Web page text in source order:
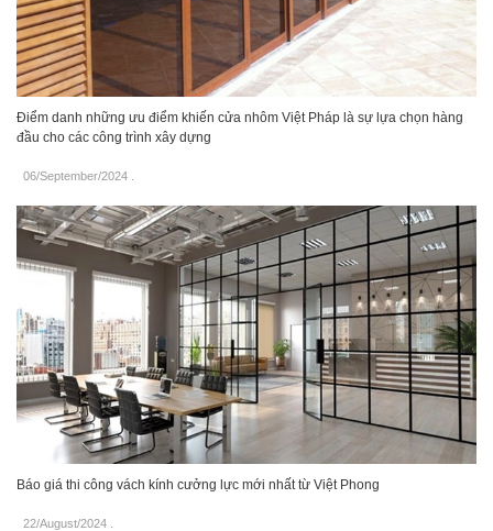
Điểm danh những ưu điểm khiến cửa nhôm Việt Pháp là sự lựa chọn hàng
đầu cho các công trình xây dựng
06/September/2024
Báo giá thi công vách kính cưởng lực mới nhất từ Việt Phong
22/August/2024